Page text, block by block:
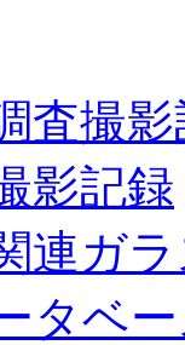
査撮
影記録
連ガ
タベ